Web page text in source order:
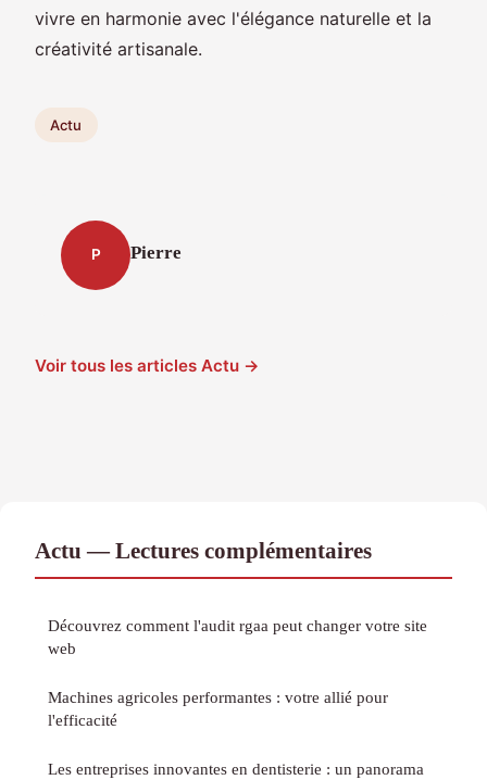
vivre en harmonie avec l'élégance naturelle et la
créativité artisanale.
Actu
P Pierre
Voir tous les articles Actu →
Actu — Lectures complémentaires
Découvrez comment l'audit rgaa peut changer votre site
web
Machines agricoles performantes : votre allié pour
l'efficacité
Les entreprises innovantes en dentisterie : un panorama